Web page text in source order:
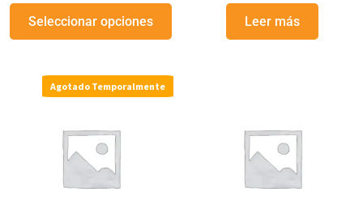
Seleccionar opciones Leer más
Agotado Temporalmente